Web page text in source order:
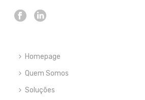
Homepage
Quem Somos
Soluções